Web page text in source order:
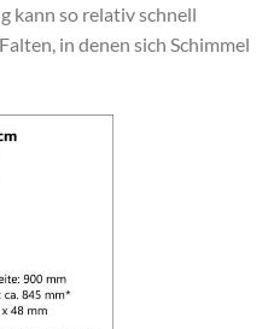
kann so relativ schnell
in denen sich Schimmel